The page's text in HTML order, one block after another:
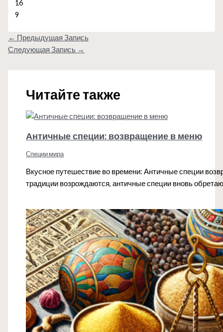
16
9
← Предыдущая Запись
Следующая Запись →
Читайте также
Античные специи: возвращение в меню
Специи мира
Вкусное путешествие во времени: Античные специи
традиции возрождаются, античные специи вновь